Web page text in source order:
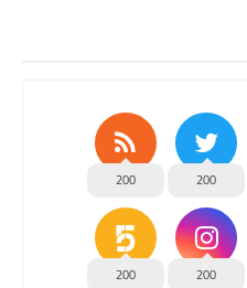
200
200
200
200